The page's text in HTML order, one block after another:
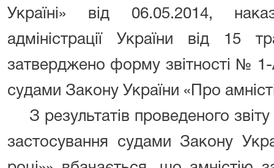
Україні» від 06.05.2014,
адміністрації України від
затверджено форму звітності №
судами Закону України «Про
З результатів проведеного
застосування судами Закону